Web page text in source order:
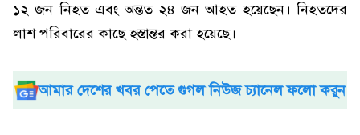
১২ জন নিহত এবং অন্তত ২৪ জন আহত হয়েছেন। নিহতদের
লাশ পরিবারের কাছে হস্তান্তর করা হয়েছে।
আমার দেশের খবর পেতে গুগল নিউজ চ্যানেল ফলো করুন